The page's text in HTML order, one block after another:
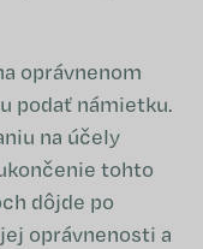
oprávnenom
podať námietku.
na účely
tohto
dôjde po
oprávnenosti a